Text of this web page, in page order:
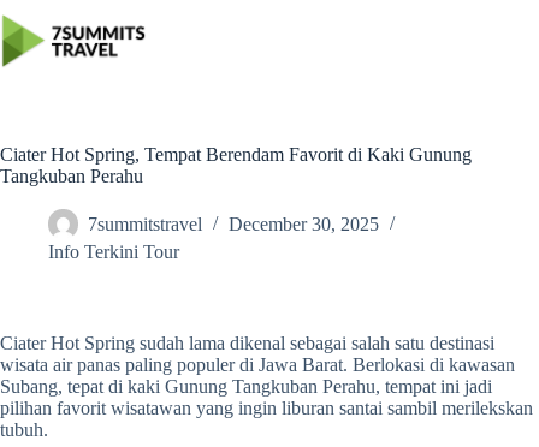
to
content
Ciater Hot Spring, Tempat Berendam Favorit di Kaki Gunung
Tangkuban Perahu
7summitstravel
December 30, 2025
Info Terkini Tour
Ciater Hot Spring sudah lama dikenal sebagai salah satu destinasi
wisata air panas paling populer di Jawa Barat. Berlokasi di kawasan
Subang, tepat di kaki Gunung Tangkuban Perahu, tempat ini jadi
pilihan favorit wisatawan yang ingin liburan santai sambil merilekskan
tubuh.